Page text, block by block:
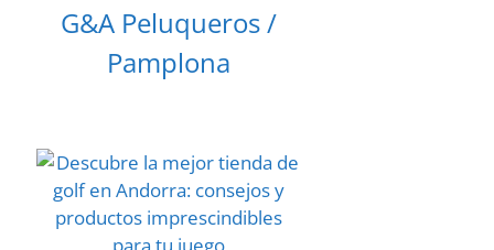
G&A Peluqueros /
Pamplona